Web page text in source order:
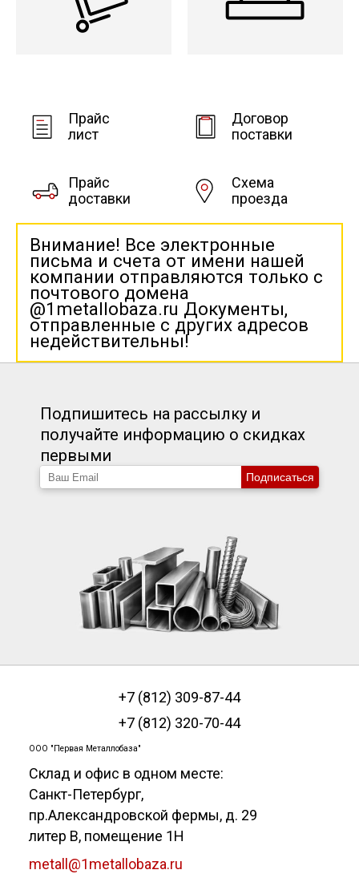
Проволока
Скобо-гибочные изделия
Нержавейка
Алюминиевый прокат
Прайс
лист
Договор
поставки
Прайс
доставки
Схема
проезда
Внимание! Все электронные
письма и счета от имени нашей
компании отправляются только с
почтового домена
@1metallobaza.ru Документы,
отправленные с других адресов
недействительны!
Подпишитесь на рассылку и
получайте информацию о скидках
первыми
Подписаться
+7 (812) 309-87-44
+7 (812) 320-70-44
ООО "Первая Металлобаза"
Склад и офис в одном месте:
Санкт-Петербург,
пр.Александровской фермы, д. 29
литер В, помещение 1Н
metall@1metallobaza.ru